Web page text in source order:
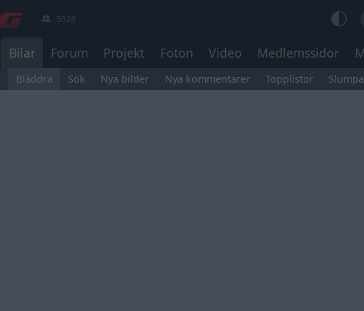
5028
Bilar Forum Projekt Foton Video Medlemssidor
Bläddra Sök Nya bilder Nya kommentarer Topplistor